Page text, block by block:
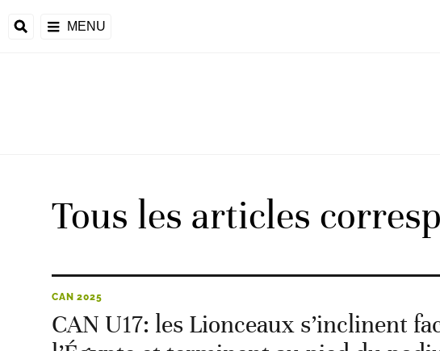
MENU
Tous les articles
CAN 2025
CAN U17: les Lionceaux s’inclinent